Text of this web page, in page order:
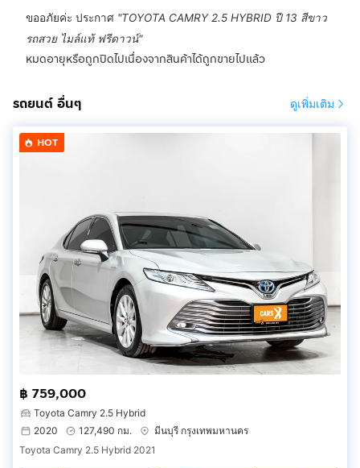
ขออภัยค่ะ ประกาศ "TOYOTA CAMRY 2.5 HYBRID ปี 13 สีขาว
รถสวย ไมล์แท้ ฟรีดาวน์"
หมดอายุหรือถูกปิดไปเนื่องจากสินค้าได้ถูกขายไปแล้ว
รถยนต์ อื่นๆ ดูเพิ่มเติม
HOT
฿ 759,000
Toyota Camry 2.5 Hybrid
2020
127,490 กม.
มีนบุรี กรุงเทพมหานคร
Toyota Camry 2.5 Hybrid 2021